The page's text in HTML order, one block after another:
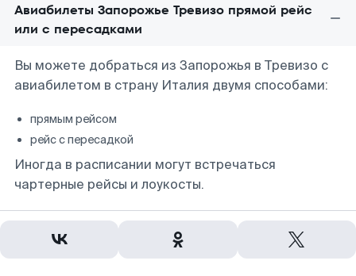
Авиабилеты Запорожье Тревизо прямой рейс
или с пересадками
Вы можете добраться из Запорожья в Тревизо с
авиабилетом в страну Италия двумя способами:
прямым рейсом
рейс с пересадкой
Иногда в расписании могут встречаться
чартерные рейсы и лоукосты.